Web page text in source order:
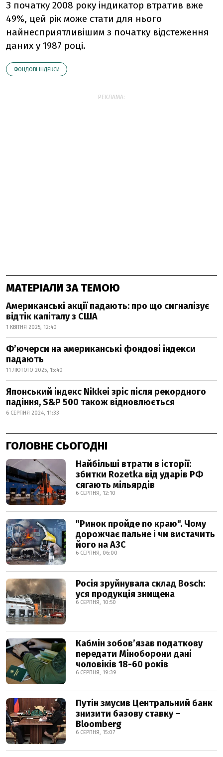
З початку 2008 року індикатор втратив вже
49%, цей рік може стати для нього
найнесприятливішим з початку відстеження
даних у 1987 році.
ФОНДОВІ ІНДЕКСИ
РЕКЛАМА:
МАТЕРІАЛИ ЗА ТЕМОЮ
Американські акції падають: про що сигналізує
відтік капіталу з США
1 КВІТНЯ 2025, 12:40
Фʼючерси на американські фондові індекси
падають
11 ЛЮТОГО 2025, 15:40
Японський індекс Nikkei зріс після рекордного
падіння, S&P 500 також відновлюється
6 СЕРПНЯ 2024, 11:33
ГОЛОВНЕ СЬОГОДНІ
Найбільші втрати в історії:
збитки Rozetka від ударів РФ
сягають мільярдів
6 СЕРПНЯ, 12:10
"Ринок пройде по краю". Чому
дорожчає пальне і чи вистачить
його на АЗС
6 СЕРПНЯ, 06:00
Росія зруйнувала склад Bosch:
уся продукція знищена
6 СЕРПНЯ, 10:50
Кабмін зобовʼязав податкову
передати Міноборони дані
чоловіків 18-60 років
6 СЕРПНЯ, 19:39
Путін змусив Центральний банк
знизити базову ставку –
Bloomberg
6 СЕРПНЯ, 15:07